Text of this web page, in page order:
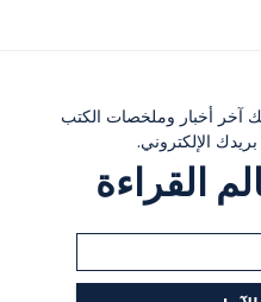
آخر أخبار وملخصات الكتب
الإلكتروني.
القراءة